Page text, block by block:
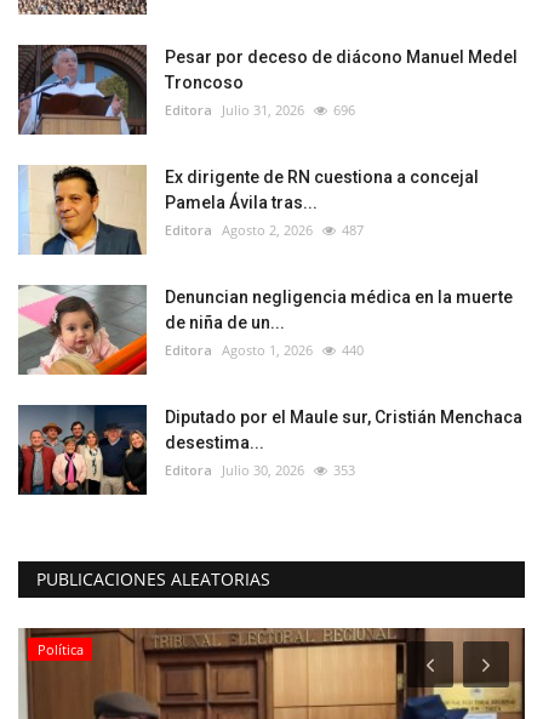
Pesar por deceso de diácono Manuel Medel
Troncoso
Editora Julio 31, 2026 696
Ex dirigente de RN cuestiona a concejal
Pamela Ávila tras...
Editora Agosto 2, 2026 487
Denuncian negligencia médica en la muerte
de niña de un...
Editora Agosto 1, 2026 440
Diputado por el Maule sur, Cristián Menchaca
desestima...
Editora Julio 30, 2026 353
PUBLICACIONES ALEATORIAS
Política